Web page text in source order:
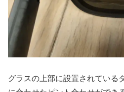
グラスの上部に設置されている